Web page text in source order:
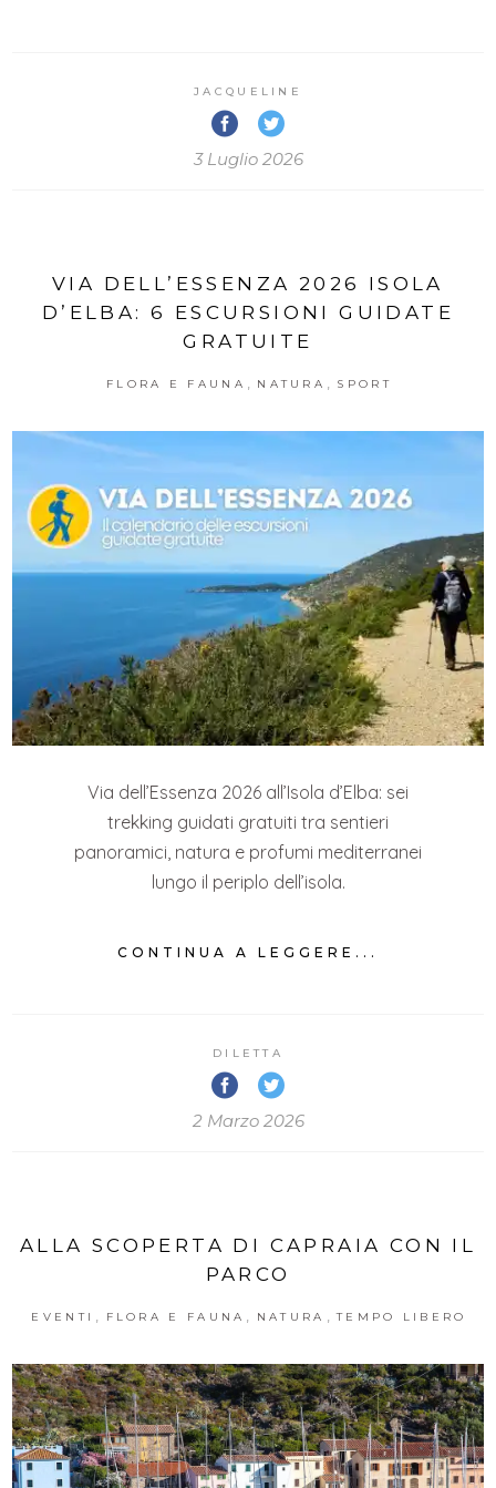
JACQUELINE
3 Luglio 2026
VIA DELL’ESSENZA 2026 ISOLA
D’ELBA: 6 ESCURSIONI GUIDATE
GRATUITE
FLORA E FAUNA NATURA SPORT
Via dell’Essenza 2026 all’Isola d’Elba: sei
trekking guidati gratuiti tra sentieri
panoramici, natura e profumi mediterranei
lungo il periplo dell’isola.
CONTINUA A LEGGERE...
DILETTA
2 Marzo 2026
ALLA SCOPERTA DI CAPRAIA CON IL
PARCO
EVENTI FLORA E FAUNA NATURA TEMPO LIBERO